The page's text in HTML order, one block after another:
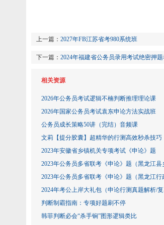
上一篇： 2027年FB江苏省考980系统班
下一篇： 2024年福建省公务员录用考试绝密押
相关资源
2026年公务员考试逻辑不楠判断推理理论课
2026年国家公务员考试袁东申论方法实战班
公务员成长策略50讲（完结）音频课
文莉【提分胶囊】超精华的行测高效秒杀技巧
2023年安徽省乡镇机关专项考试《申论》题
2023年公务员多省联考《申论》题（黑龙江县
2023年公务员多省联考《申论》题（黑龙江行
2024年考公上岸大礼包（申论行测真题解析/复
判断制霸指南：专项好题刷不停
韩菲判断必会“杀手锏”图形逻辑类比